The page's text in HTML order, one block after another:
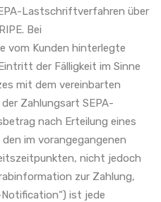
Lastschriftverfahren über
Bei
vom Kunden hinterlegte
der Fälligkeit im Sinne
mit dem vereinbarten
Zahlungsart SEPA-
nach Erteilung eines
im vorangegangenen
nicht jedoch
zur Zahlung,
ist jede